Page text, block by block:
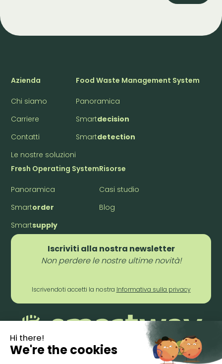
Azienda
Chi siamo
Carriere
Contatti
Le nostre soluzioni
Food Waste Management System
Panoramica
Smartdecision
Smartdetection
Fresh Operating System
Panoramica
Smartorder
Smartsupply
Risorse
Casi studio
Blog
Iscriviti alla nostra newsletter
Non perdere le nostre ultime novità!
Iscrivendoti accetti la nostra Informativa sulla privacy